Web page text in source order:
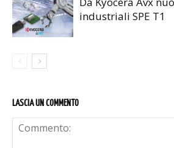
industriali SPE T1
LASCIA UN COMMENTO